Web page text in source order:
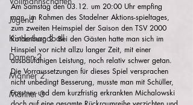
Jugend
Kinderhandball
Damen 2
Männer 2
Männer 3
Am Samstag den 03.12. um 20:00 Uhr empfing
man, im Rahmen des Stadelner Aktions-spieltages,
zum zweiten Heimspiel der Saison den TSV 2000
Rothenburg 2. Bei den Gästen hatte man sich im
Hinspiel vor nicht allzu langer Zeit, mit einer
ausbaufähigen Leistung, noch relativ schwer getan.
Die Vorraussetzungen für dieses Spiel versprachen
nicht unbedingt Besserung, musste man mit Schüller,
Forstner und dem kurzfristig erkrankten Michalowski